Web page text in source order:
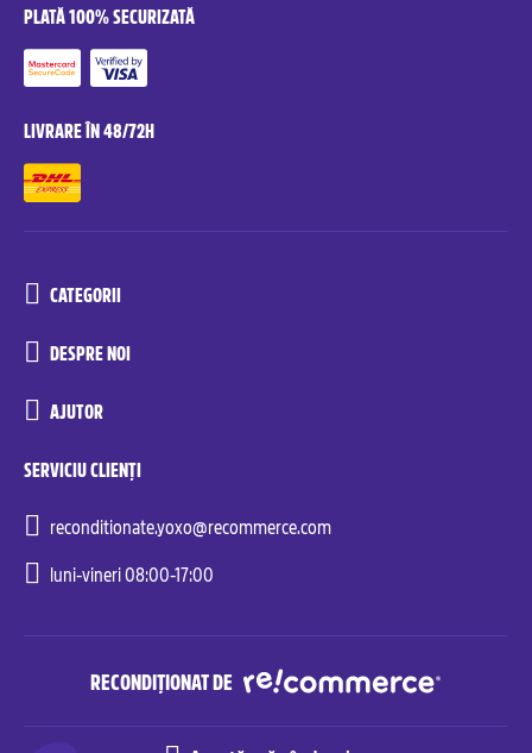
PLATĂ 100% SECURIZATĂ
LIVRARE ÎN 48/72H
CATEGORII
DESPRE NOI
AJUTOR
SERVICIU CLIENȚI
reconditionate.yoxo@recommerce.com
luni-vineri 08:00-17:00
RECONDIȚIONAT DE